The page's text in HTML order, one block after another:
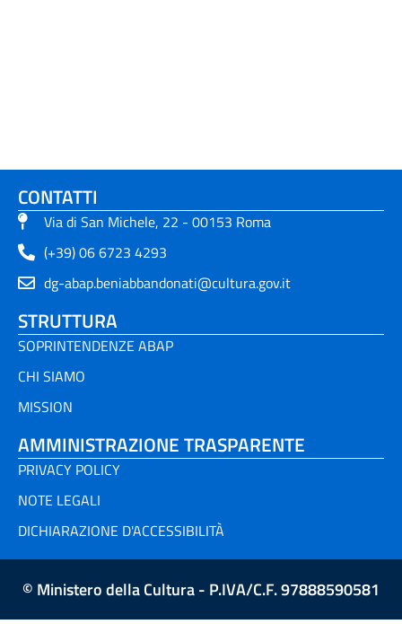
CONTATTI
Via di San Michele, 22 - 00153 Roma
(+39) 06 6723 4293
dg-abap.beniabbandonati@cultura.gov.it
STRUTTURA
SOPRINTENDENZE ABAP
CHI SIAMO
MISSION
AMMINISTRAZIONE TRASPARENTE
PRIVACY POLICY
NOTE LEGALI
DICHIARAZIONE D'ACCESSIBILITÀ
© Ministero della Cultura - P.IVA/C.F. 97888590581